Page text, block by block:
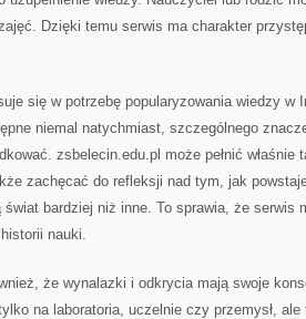
Dzięki temu serwis ma charakter
się w potrzebę popularyzowania wiedzy w
niemal natychmiast, szczególnego
zsbelecin.edu.pl może pełnić
zachęcać do refleksji nad tym, jak
świat bardziej niż inne. To sprawia, że serwis
nauki.
że wynalazki i odkrycia mają swoje
tylko na laboratoria, uczelnie czy przemysł,